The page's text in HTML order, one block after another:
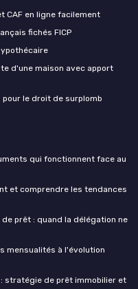
CAF en ligne facilement
fichés FICP
d'une maison avec apport
le droit de surplomb
qui fonctionnent face au
et comprendre les tendances
prêt : quand la délégation ne
mensualités à l'évolution
stratégie de prêt immobilier et